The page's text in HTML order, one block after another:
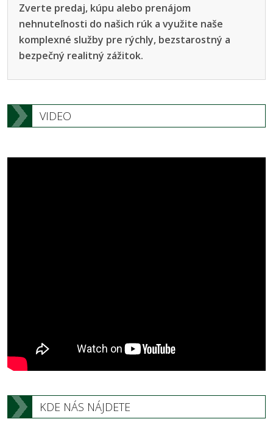
Zverte predaj, kúpu alebo prenájom
nehnuteľnosti do našich rúk a využite naše
komplexné služby pre rýchly, bezstarostný a
bezpečný realitný zážitok.
VIDEO
KDE NÁS NÁJDETE